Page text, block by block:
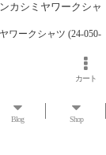
カシミヤワークシャ
ワークシャツ (24-050-
カート
Blog Shop